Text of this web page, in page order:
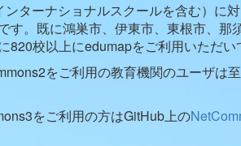
ターナショナルスクールを含む）に
す。既に鴻巣市、伊東市、東根市、
校以上にedumapをご利用いただい
をご利用の教育機関のユーザは
をご利用の方はGitHub上の